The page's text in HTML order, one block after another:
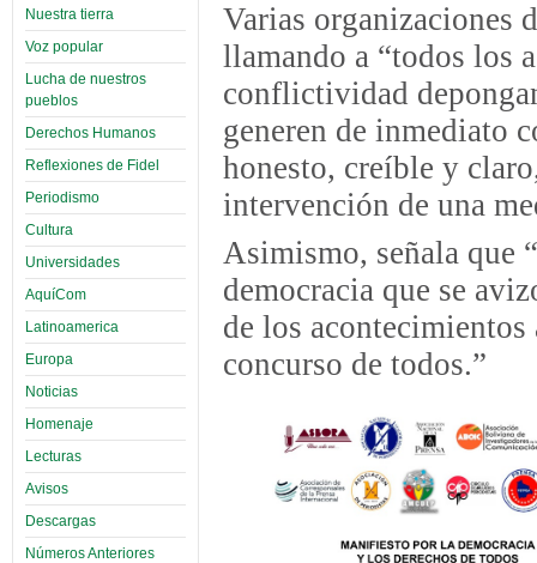
Nuestra tierra
Voz popular
Lucha de nuestros
pueblos
Derechos Humanos
Reflexiones de Fidel
Periodismo
Cultura
Universidades
AquíCom
Latinoamerica
Europa
Noticias
Homenaje
Lecturas
Avisos
Descargas
Números Anteriores
Varias organizaciones
llamando a “todos los
conflictividad
generen de inmediato
honesto, creíble y
intervención de una
Asimismo, señala que
democracia que se
de los acontecimientos
concurso de todos.”